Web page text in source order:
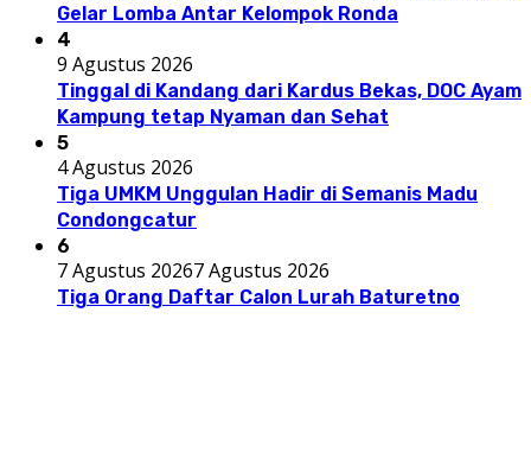
Gelar Lomba Antar Kelompok Ronda
4
9 Agustus 2026
Tinggal di Kandang dari Kardus Bekas, DOC Ayam
Kampung tetap Nyaman dan Sehat
5
4 Agustus 2026
Tiga UMKM Unggulan Hadir di Semanis Madu
Condongcatur
6
7 Agustus 20267 Agustus 2026
Tiga Orang Daftar Calon Lurah Baturetno